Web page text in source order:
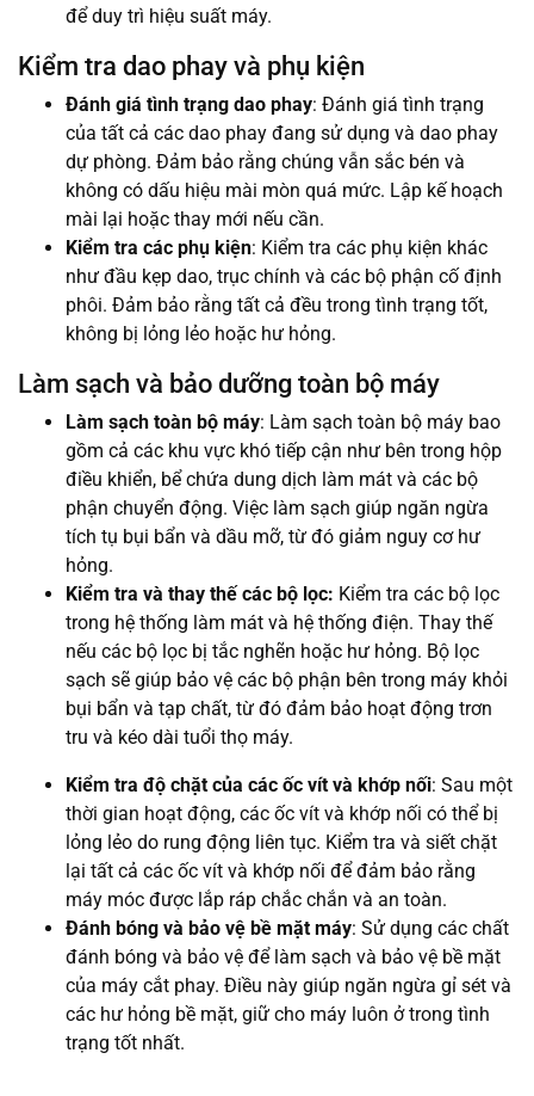
để duy trì hiệu suất máy.
Kiểm tra dao phay và phụ kiện
Đánh giá tình trạng dao phay: Đánh giá tình trạng
của tất cả các dao phay đang sử dụng và dao phay
dự phòng. Đảm bảo rằng chúng vẫn sắc bén và
không có dấu hiệu mài mòn quá mức. Lập kế hoạch
mài lại hoặc thay mới nếu cần.
Kiểm tra các phụ kiện: Kiểm tra các phụ kiện khác
như đầu kẹp dao, trục chính và các bộ phận cố định
phôi. Đảm bảo rằng tất cả đều trong tình trạng tốt,
không bị lỏng lẻo hoặc hư hỏng.
Làm sạch và bảo dưỡng toàn bộ máy
Làm sạch toàn bộ máy: Làm sạch toàn bộ máy bao
gồm cả các khu vực khó tiếp cận như bên trong hộp
điều khiển, bể chứa dung dịch làm mát và các bộ
phận chuyển động. Việc làm sạch giúp ngăn ngừa
tích tụ bụi bẩn và dầu mỡ, từ đó giảm nguy cơ hư
hỏng.
Kiểm tra và thay thế các bộ lọc: Kiểm tra các bộ lọc
trong hệ thống làm mát và hệ thống điện. Thay thế
nếu các bộ lọc bị tắc nghẽn hoặc hư hỏng. Bộ lọc
sạch sẽ giúp bảo vệ các bộ phận bên trong máy khỏi
bụi bẩn và tạp chất, từ đó đảm bảo hoạt động trơn
tru và kéo dài tuổi thọ máy.
Kiểm tra độ chặt của các ốc vít và khớp nối: Sau một
thời gian hoạt động, các ốc vít và khớp nối có thể bị
lỏng lẻo do rung động liên tục. Kiểm tra và siết chặt
lại tất cả các ốc vít và khớp nối để đảm bảo rằng
máy móc được lắp ráp chắc chắn và an toàn.
Đánh bóng và bảo vệ bề mặt máy: Sử dụng các chất
đánh bóng và bảo vệ để làm sạch và bảo vệ bề mặt
của máy cắt phay. Điều này giúp ngăn ngừa gỉ sét và
các hư hỏng bề mặt, giữ cho máy luôn ở trong tình
trạng tốt nhất.